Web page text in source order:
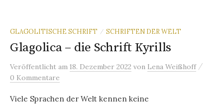
GLAGOLITISCHE SCHRIFT / SCHRIFTEN DER WELT
Glagolica – die Schrift Kyrills
Veröffentlicht am 18. Dezember 2022 von Lena Weißhoff /
0 Kommentare
Viele Sprachen der Welt kennen keine